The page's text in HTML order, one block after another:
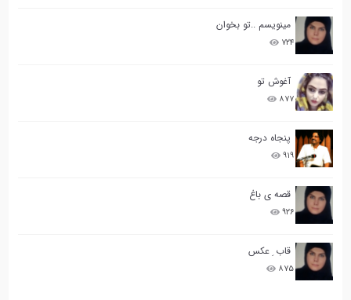
مینویسم ..تو بخوان
۷۲۴
آغوش تو
۸۷۷
پنجاه درجه
۹۱۹
قصه ی باغ
۹۲۶
قاب ِ عکس
۸۷۵